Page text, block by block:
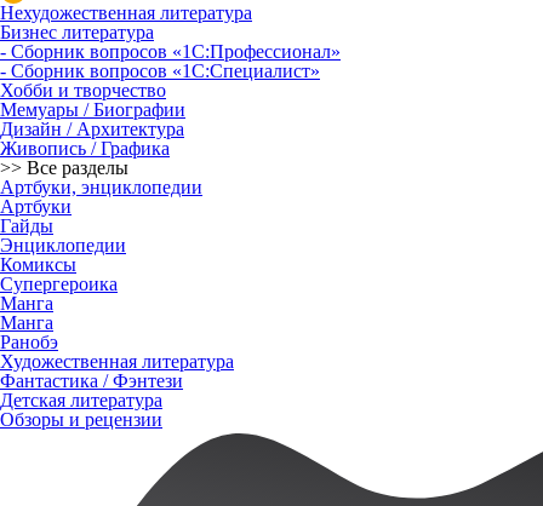
Нехудожественная литература
Бизнес литература
- Сборник вопросов «1С:Профессионал»
- Сборник вопросов «1С:Специалист»
Хобби и творчество
Мемуары / Биографии
Дизайн / Архитектура
Живопись / Графика
>> Все разделы
Артбуки, энциклопедии
Артбуки
Гайды
Энциклопедии
Комиксы
Супергероика
Манга
Манга
Ранобэ
Художественная литература
Фантастика / Фэнтези
Детская литература
Обзоры и рецензии